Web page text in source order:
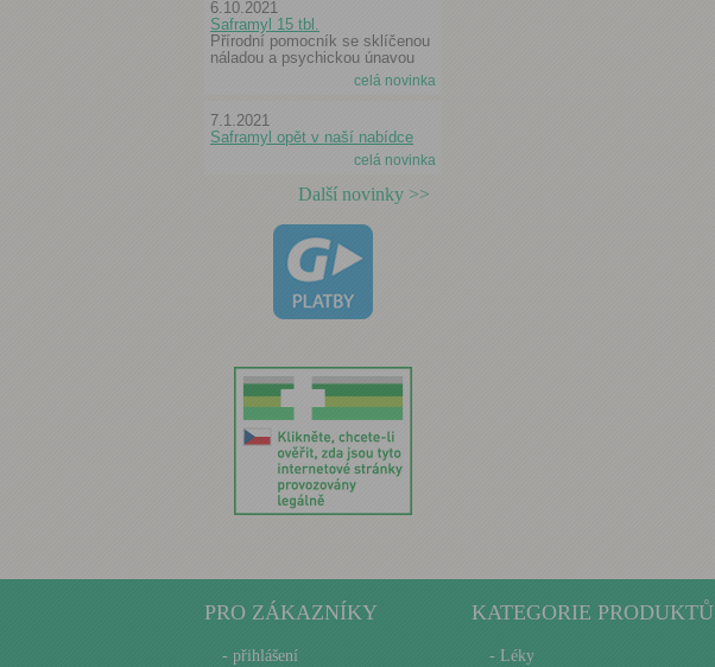
6.10.2021
Saframyl 15 tbl.
Přírodní pomocník se sklíčenou
náladou a psychickou únavou
celá novinka
7.1.2021
Saframyl opět v naší nabídce
celá novinka
Další novinky >>
PRO ZÁKAZNÍKY
- přihlášení
KATEGORIE PRODUKTŮ
- Léky